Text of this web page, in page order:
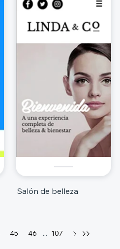
Salón de belleza
45 46 ... 107